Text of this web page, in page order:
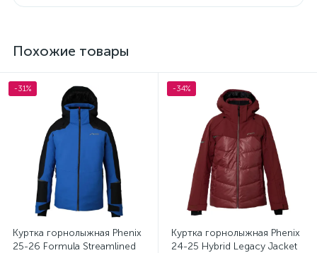
Похожие товары
-31%
Куртка горнолыжная Phenix
25-26 Formula Streamlined
-34%
Куртка горнолыжная Phenix
24-25 Hybrid Legacy Jacket